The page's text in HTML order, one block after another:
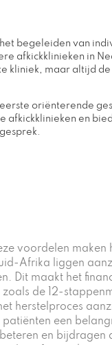
begeleiden van
afkickklinieken in
kliniek, maar altijd
oriënterende
en
voordelen
Afrika liggen
Dit maakt het
de 12-
herstelproces
een
en bijdragen